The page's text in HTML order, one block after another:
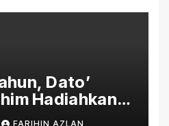
Dato’
Hadiahkan
Karya
FARIHIN AZLAN